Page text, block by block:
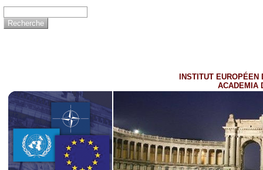
INSTITUT EUROPÉEN
ACADEMIA